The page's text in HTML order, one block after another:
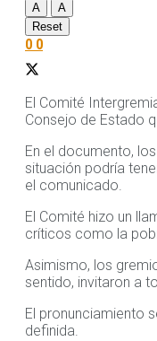
A
A
Reset
0 0
El Comité
Consejo de Estado
En el documento,
situación podría
el comunicado.
El Comité hizo un
críticos como la
Asimismo, los
sentido, invitaron a
El pronunciamiento
definida.